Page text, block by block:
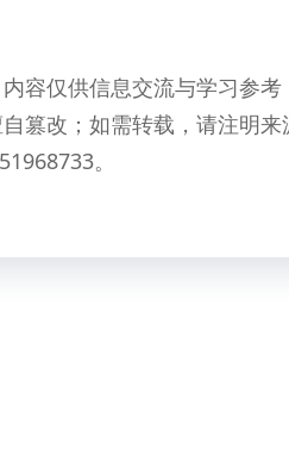
容仅供信息交流与学习参考
篡改；如需转载，请注明
。